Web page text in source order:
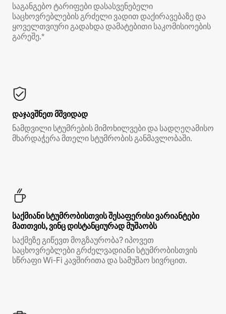
საგანგებო ტარიფები დასასვენებელი
საცხოვრებლების გრძელი ვადით დაქირავებაზე და
ყოველთვიური გადახდა დამატებითი საკომისიოების
გარეშე.*
დაჯავშნეთ მშვიდად
ნამდვილი სტუმრების მიმოხილვები და სადღეღამისო
მხარდაჭერა მთელი სტუმრობის განმავლობაში.
საქმიანი სტუმრობისთვის შესაფერისი ვარიანტები
მათთვის, ვინც დისტანციურად მუშაობს
საქმეზე გიწევთ მოგზაურობა? იპოვეთ
საცხოვრებლები გრძელვადიანი სტუმრობისთვის
სწრაფი Wi‑Fi კავშირითა და სამუშაო სივრცით.